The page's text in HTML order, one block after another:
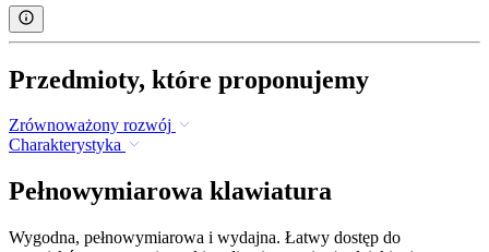
Przedmioty, które proponujemy
Zrównoważony rozwój
Charakterystyka
Pełnowymiarowa klawiatura
Wygodna, pełnowymiarowa i wydajna. Łatwy dostęp do